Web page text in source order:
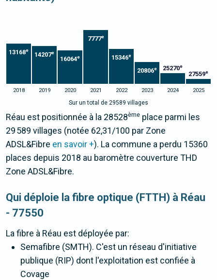
13168e
14207e
16064e
7777e
15346e
20806e 25270e
27559e
2018 2019 2020 2021 2022 2023 2024 2025
Sur un total de 29589 villages
Réau est positionnée à la 28528ème place parmi les
29 589 villages (notée 62,31/100 par Zone
ADSL&Fibre en savoir +). La commune a perdu 15360
places depuis 2018 au baromètre couverture THD
Zone ADSL&Fibre.
Qui déploie la fibre optique (FTTH) à Réau
- 77550
La fibre à Réau est déployée par:
Semafibre (SMTH). C'est un réseau d'initiative
publique (RIP) dont l'exploitation est confiée à
Covage